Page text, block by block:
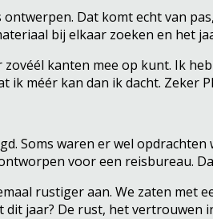
Dat komt echt van
bij elkaar zoeken en het
kanten mee op kunt. Ik
méér kan dan ik dacht. Zeker
Soms waren er wel
voor een reisbureau.
rustiger aan. We zaten met
jaar? De rust, het